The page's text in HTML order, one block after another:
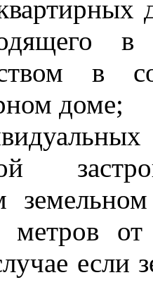
в
доме;
метров от